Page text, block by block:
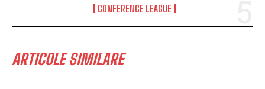
CONFERENCE LEAGUE
ARTICOLE SIMILARE